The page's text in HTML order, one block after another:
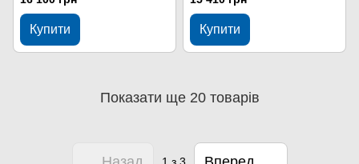
Купити Купити
Показати ще 20 товарів